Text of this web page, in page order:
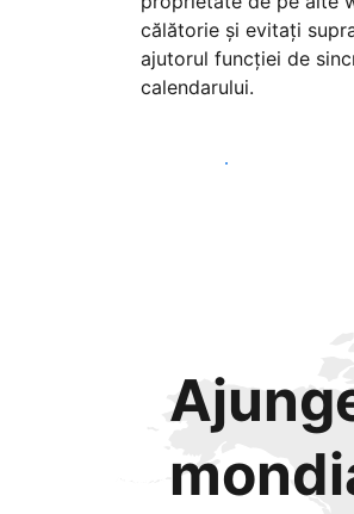
călătorie și evitați
ajutorul funcției de
calendarului.
Începeți astăzi